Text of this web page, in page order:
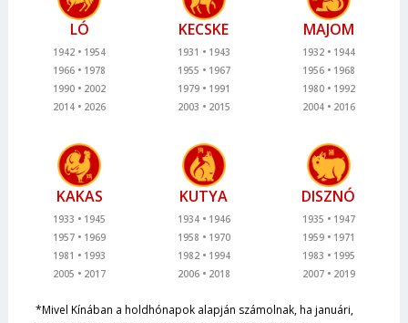
LÓ
1942
1954
1966
1978
1990
2002
2014
2026
KECSKE
1931
1943
1955
1967
1979
1991
2003
2015
MAJOM
1932
1944
1956
1968
1980
1992
2004
2016
KAKAS
1933
1945
1957
1969
1981
1993
2005
2017
KUTYA
1934
1946
1958
1970
1982
1994
2006
2018
DISZNÓ
1935
1947
1959
1971
1983
1995
2007
2019
*Mivel Kínában a holdhónapok alapján számolnak, ha januári,